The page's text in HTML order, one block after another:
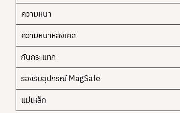
ความหนา
ความหนาหลังเคส
กันกระแทก
รองรับอุปกรณ์ MagSafe
แม่เหล็ก